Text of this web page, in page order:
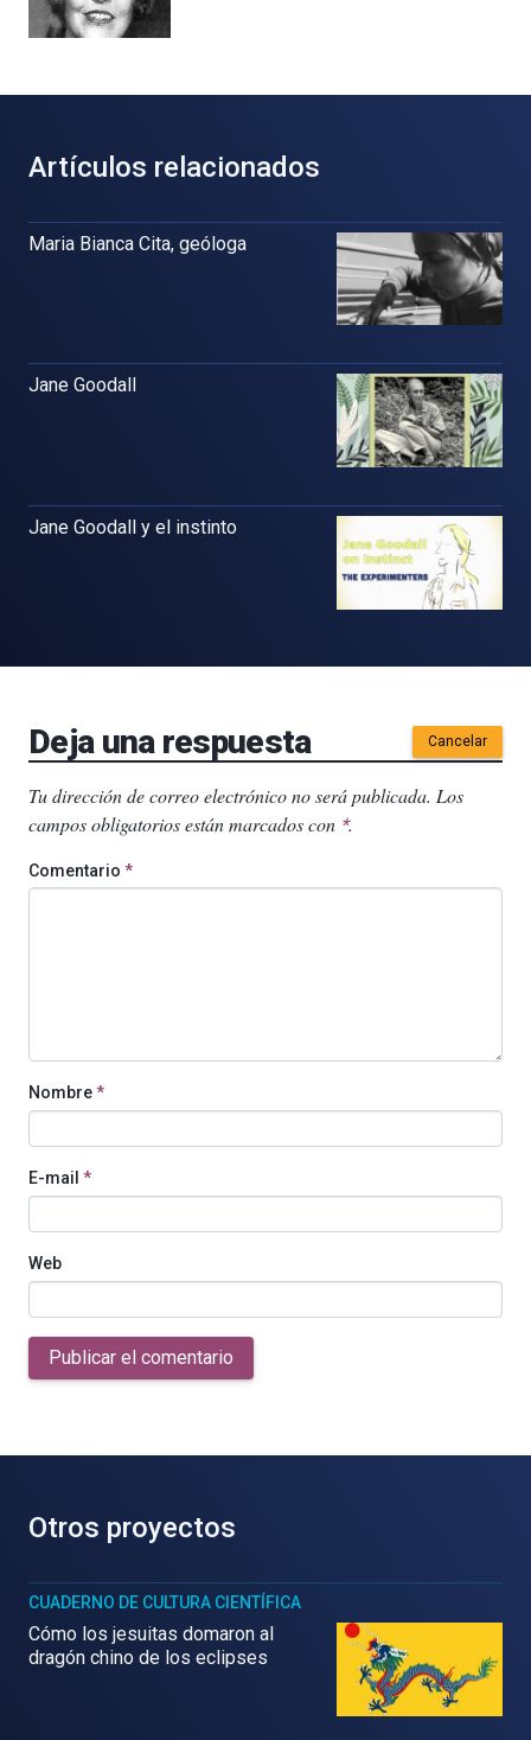
Artículos relacionados
Maria Bianca Cita, geóloga
Jane Goodall
Jane Goodall y el instinto
Deja una respuesta Cancelar
Tu dirección de correo electrónico no será publicada. Los
campos obligatorios están marcados con *.
Comentario *
Nombre*
E-mail *
Web
Publicar el comentario
Otros proyectos
CUADERNO DE CULTURA CIENTÍFICA
Cómo los jesuitas domaron al
dragón chino de los eclipses